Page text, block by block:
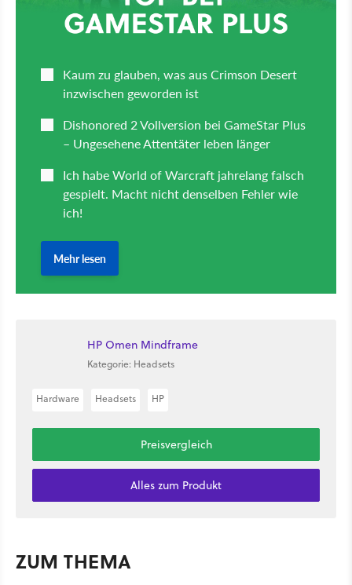
HP Omen Mindframe
Kategorie: Headsets
Hardware Headsets HP
Preisvergleich
Alles zum Produkt
ZUM THEMA